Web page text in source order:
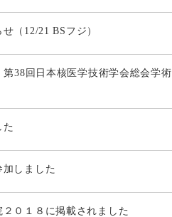
（12/21 BSフジ）
38回日本核医学技術学会総会学術
た
しました
０１８に掲載されました